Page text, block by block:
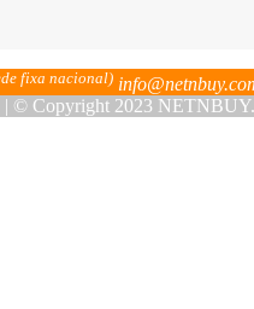
fixa nacional)
Copyright 2023